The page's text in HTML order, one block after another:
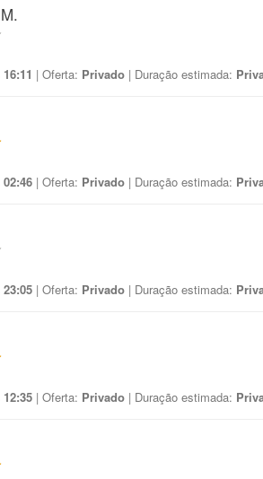
| Oferta: Privado | Duração estimada:
02:46 | Oferta: Privado | Duração estimada:
23:05 | Oferta: Privado | Duração estimada:
12:35 | Oferta: Privado | Duração estimada: